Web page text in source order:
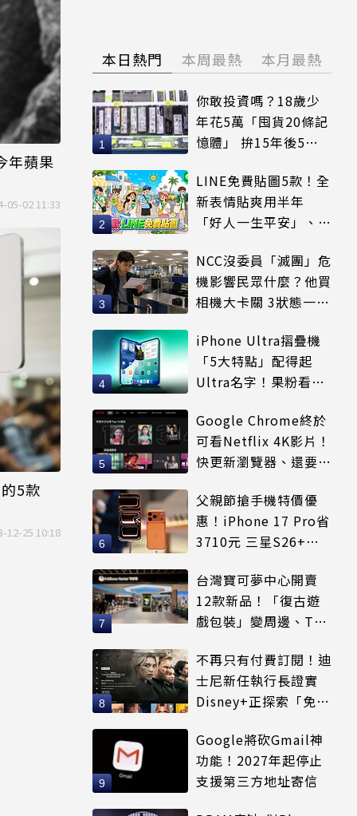
年蘋果
05-02 11:33
5款
12-25 10:18
本日熱門 本周最熱 本月最熱
你敢投資嗎？18歲少
年花5萬「囤貨20條記
憶體」 拚15年後5倍
LINE免費貼圖5款！全
新表情貼爽用半年
「好人一生平安」、
NCC沒委員「滅團」危
機影響民眾什麼？他買
相機大卡關 3狀態一同
iPhone Ultra摺疊機
「5大特點」配得起
Ultra名字！果粉看完
Google Chrome終於
可看Netflix 4K影片！
快更新瀏覽器、還要符
父親節搶手機特價優
惠！iPhone 17 Pro省
3710元 三星S26+狂
台灣寶可夢中心開賣
12款新品！「復古遊
戲包裝」變周邊、T恤
不再只有付費訂閱！迪
士尼新任執行長證實
Disney+正探索「免費
Google將砍Gmail神
功能！2027年起停止
支援第三方地址寄信